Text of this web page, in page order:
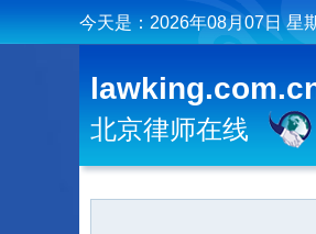
今天是： 2026年08月07日 星
北京律师在线